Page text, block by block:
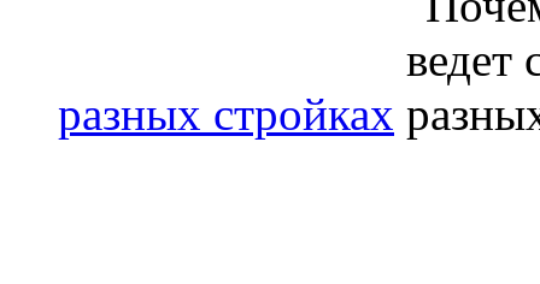
разных стройках